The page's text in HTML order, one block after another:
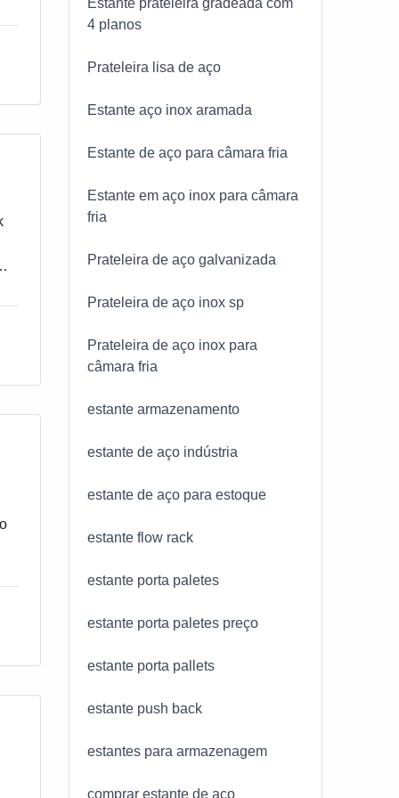
Estante prateleira gradeada com
4 planos
Prateleira lisa de aço
Estante aço inox aramada
Estante de aço para câmara fria
Estante em aço inox para câmara
fria
Prateleira de aço galvanizada
Prateleira de aço inox sp
Prateleira de aço inox para
câmara fria
estante armazenamento
estante de aço indústria
estante de aço para estoque
estante flow rack
estante porta paletes
estante porta paletes preço
estante porta pallets
estante push back
estantes para armazenagem
comprar estante de aço